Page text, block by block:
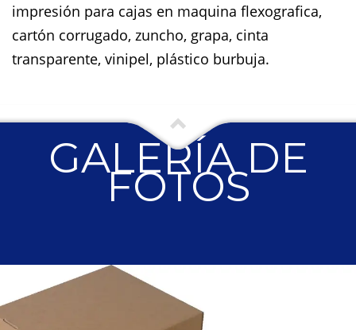
impresión para cajas en maquina flexografica,
cartón corrugado, zuncho, grapa, cinta
transparente, vinipel, plástico burbuja.
GALERÍA DE
FOTOS